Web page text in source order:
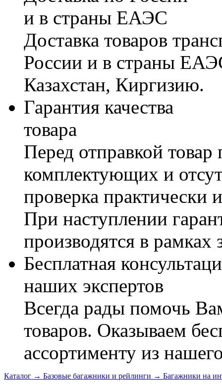
и в страны ЕАЭС
Доставка товаров
России и в страны
Казахстан, Киргизию.
Гарантия качества
товара
Перед отправкой товар
комплектующих и
проверка практически
При наступлении
производятся в рамках
Бесплатная
наших экспертов
Всегда рады помочь
товаров. Оказываем
ассортименту из
Каталог → Базовые багажники и рейлинги → Багажники на